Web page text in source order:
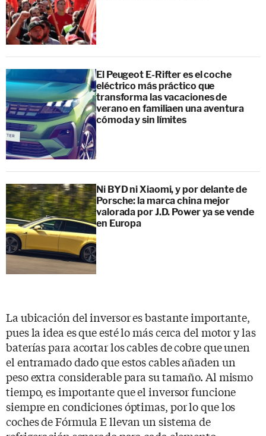
El Peugeot E-Rifter es el coche
eléctrico más práctico que
transforma las vacaciones de
verano en familiaen una aventura
cómoda y sin límites
Ni BYD ni Xiaomi, y por delante de
Porsche: la marca china mejor
valorada por J.D. Power ya se vende
en Europa
La ubicación del inversor es bastante importante,
pues la idea es que esté lo más cerca del motor y las
baterías para acortar los cables de cobre que unen
el entramado dado que estos cables añaden un
peso extra considerable para su tamaño. Al mismo
tiempo, es importante que el inversor funcione
siempre en condiciones óptimas, por lo que los
coches de Fórmula E llevan un sistema de